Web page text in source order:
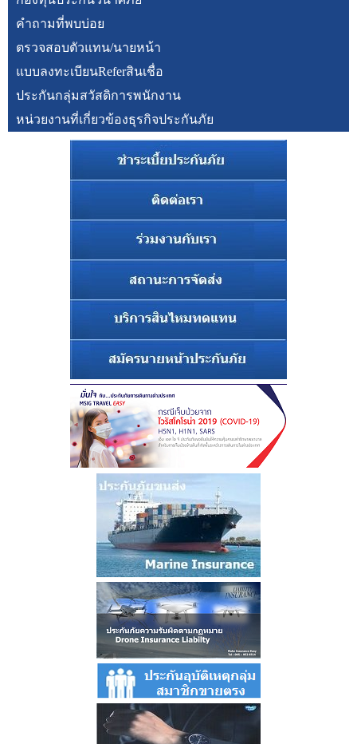
คำถามที่พบบ่อย
ตรวจสอบตัวแทน/นายหน้า
แบบลงทะเบียนReferสินเชื่อ
ประกันกลุ่มสวัสดิการพนักงาน
หน่วยงานที่เกี่ยวข้องธุรกิจประกันภัย